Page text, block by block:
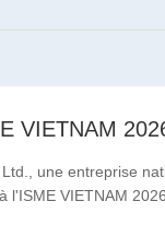
VIETNAM
une entreprise
l'ISME VIETNAM